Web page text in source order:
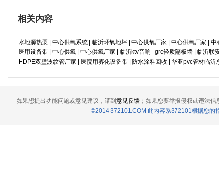
相关内容
水地源热泵 中心供氧系统| 临沂环氧地坪| 中心供氧厂家 中心供氧厂家
中
医用设备带| 中心供氧| 中心供氧厂家 临沂ktv音响 grc轻质隔板墙| 临沂联
HDPE双壁波纹管厂家
医院用雾化设备带| 防水涂料回收 华亚pvc管材临沂
如果想提出功能问题或意见建议，请到 意见反馈 ；如果您要举报侵权或违法信
©2014 372101.COM 此内容系372101根据您的